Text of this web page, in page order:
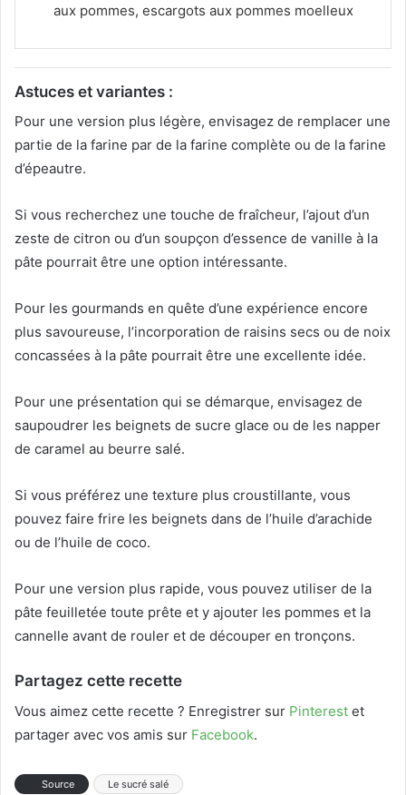
aux pommes, escargots aux pommes moelleux
Astuces et variantes :
Pour une version plus légère, envisagez de remplacer une
partie de la farine par de la farine complète ou de la farine
d’épeautre.
Si vous recherchez une touche de fraîcheur, l’ajout d’un
zeste de citron ou d’un soupçon d’essence de vanille à la
pâte pourrait être une option intéressante.
Pour les gourmands en quête d’une expérience encore
plus savoureuse, l’incorporation de raisins secs ou de noix
concassées à la pâte pourrait être une excellente idée.
Pour une présentation qui se démarque, envisagez de
saupoudrer les beignets de sucre glace ou de les napper
de caramel au beurre salé.
Si vous préférez une texture plus croustillante, vous
pouvez faire frire les beignets dans de l’huile d’arachide
ou de l’huile de coco.
Pour une version plus rapide, vous pouvez utiliser de la
pâte feuilletée toute prête et y ajouter les pommes et la
cannelle avant de rouler et de découper en tronçons.
Partagez cette recette
Vous aimez cette recette ? Enregistrer sur Pinterest et
partager avec vos amis sur Facebook.
Source Le sucré salé